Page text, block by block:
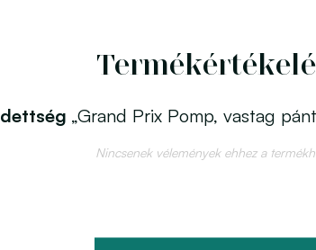
„Grand Prix Pomp, vastag
Nincsenek vélemények ehhez a